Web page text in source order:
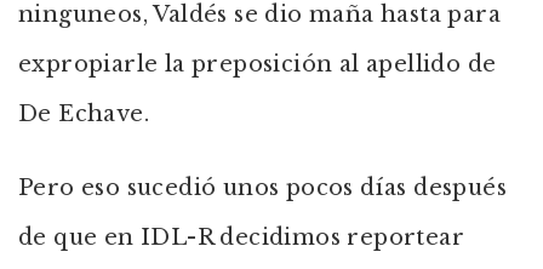
ninguneos, Valdés se dio maña hasta para
expropiarle la preposición al apellido de
De Echave.
Pero eso sucedió unos pocos días después
de que en IDL-R decidimos reportear